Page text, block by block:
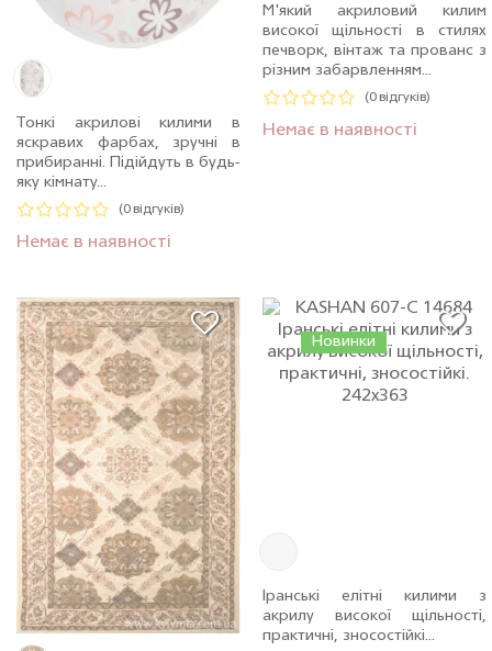
Тонкі акрилові килими в
яскравих фарбах, зручні в
прибиранні. Підійдуть в будь-
яку кімнату...
(0 відгуків)
Немає в наявності
М'який акриловий килим
високої щільності в стилях
печворк, вінтаж та прованс з
різним забарвленням...
(0 відгуків)
Немає в наявності
Новинки
Іранські елітні килими з
акрилу високої щільності,
практичні, зносостійкі...